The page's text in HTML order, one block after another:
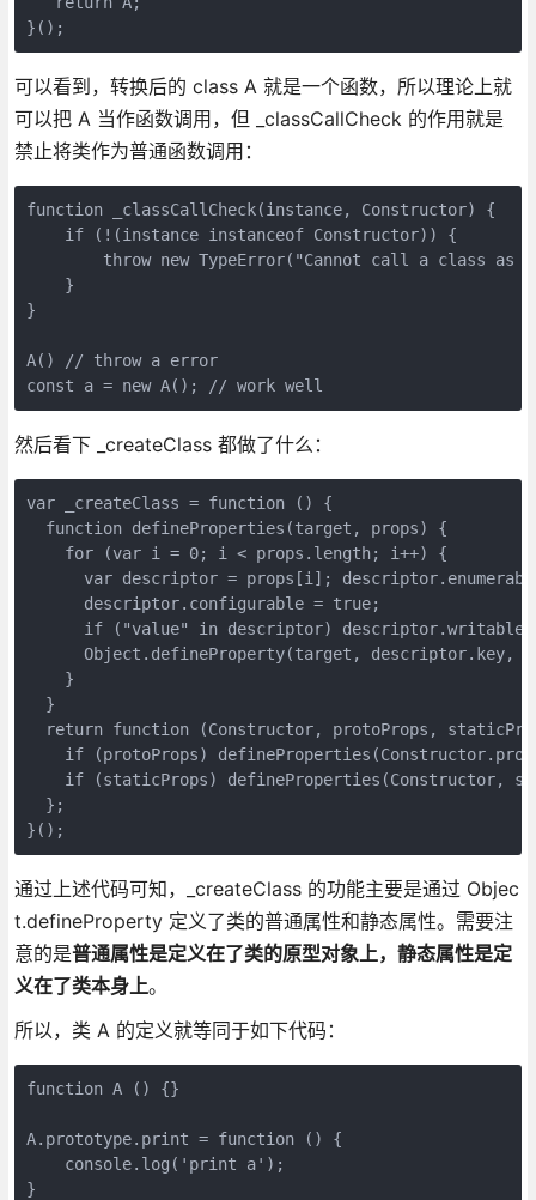
}();
可以看到，转换后的 class A 就是一个函数，所以理论上就
可以把 A 当作函数调用，但 _classCallCheck 的作用就是
禁止将类作为普通函数调用：
function _classCallCheck(instance, Constructor) {
    if (!(instance instanceof Constructor)) {
throw new TypeError("Cannot call a class as
    }
}
A() // throw a error
const a = new A(); // work well
然后看下 _createClass 都做了什么：
var _createClass = function () {
  function defineProperties(target, props) {
    for (var i = 0; i < props.length; i++) {
var descriptor = props[i];
      descriptor.configurable = true;
if ("value" in descriptor)
Object.defineProperty(target, descriptor.key,
    }
  }
return function (Constructor, protoProps,
if (protoProps)
if (staticProps) defineProperties(Constructor,
  };
}();
通过上述代码可知，_createClass 的功能主要是通过 Objec
t.defineProperty 定义了类的普通属性和静态属性。需要注
意的是普通属性是定义在了类的原型对象上，静态属性是定
义在了类本身上。
所以，类 A 的定义就等同于如下代码：
function A () {}
A.prototype.print = function () {
    console.log('print a');
}